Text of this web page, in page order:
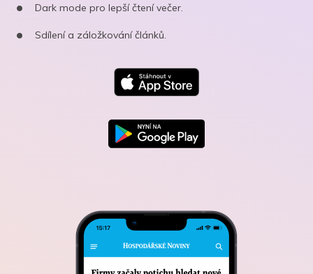
Dark mode pro lepší čtení večer.
Sdílení a záložkování článků.